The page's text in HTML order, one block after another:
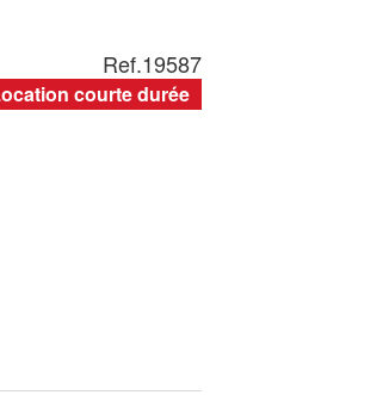
Ref.19587
Location courte durée